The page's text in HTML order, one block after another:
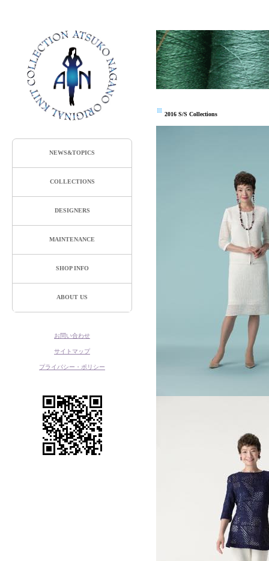
NEWS&TOPICS
COLLECTIONS
DESIGNERS
MAINTENANCE
SHOP INFO
ABOUT US
お問い合わせ
サイトマップ
プライバシー・ポリシー
2016 S/S Collections